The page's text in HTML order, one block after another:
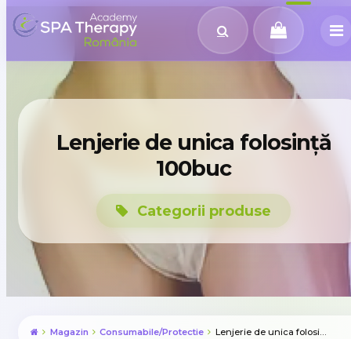
Lenjerie de unica folosință
100buc
Categorii produse
Magazin Consumabile/Protectie Lenjerie de unica folosință 100buc